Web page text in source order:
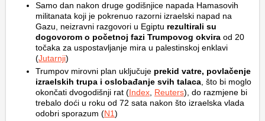
Samo dan nakon druge godišnjice napada Hamasovih
militanata koji je pokrenuo razorni izraelski napad na
Gazu, neizravni razgovori u Egiptu rezultirali su
dogovorom o početnoj fazi Trumpovog okvira od 20
točaka za uspostavljanje mira u palestinskoj enklavi
(Jutarnji)
Trumpov mirovni plan uključuje prekid vatre, povlačenje
izraelskih trupa i oslobađanje svih talaca, što bi moglo
okončati dvogodišnji rat (Index, Reuters), do razmjene bi
trebalo doći u roku od 72 sata nakon što izraelska vlada
odobri sporazum (N1)